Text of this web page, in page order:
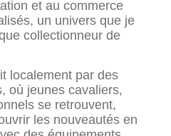
et au commerce
un univers que je
collectionneur de
localement par des
où jeunes cavaliers,
se retrouvent,
les nouveautés en